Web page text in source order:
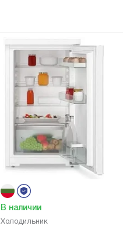
В наличии
Холодильник